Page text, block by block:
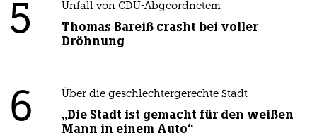
5 Unfall von CDU-Abgeordnetem
Thomas Bareiß crasht bei voller
Dröhnung
6 Über die geschlechtergerechte Stadt
„Die Stadt ist gemacht für den weißen
Mann in einem Auto“